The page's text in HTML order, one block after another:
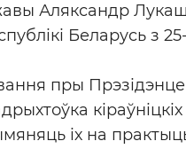
Аляксандр
Беларусь з
пры
іх на